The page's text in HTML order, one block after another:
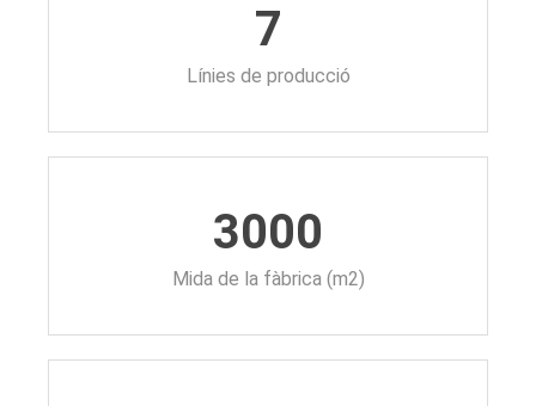
7
Línies de producció
3000
Mida de la fàbrica (m2)